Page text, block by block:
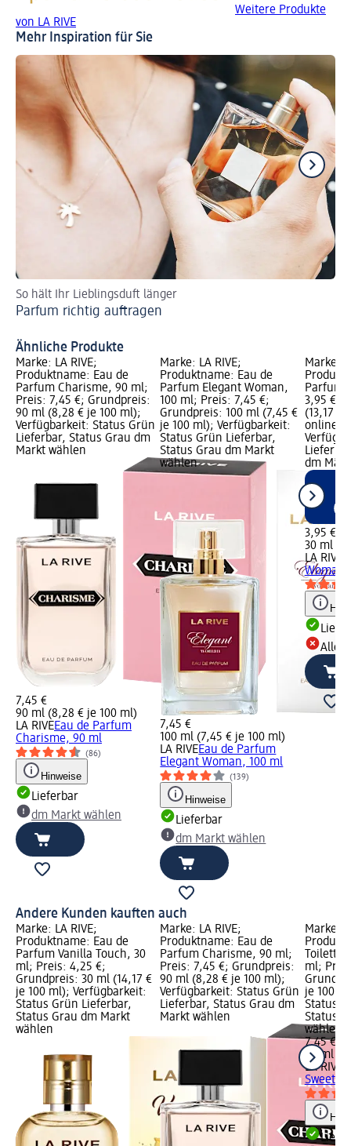
Weitere Produkte
von LA RIVE
Mehr Inspiration für Sie
So hält Ihr Lieblingsduft länger
Parfum richtig auftragen
Ähnliche Produkte
Marke: LA RIVE;
Produktname: Eau de
Parfum Charisme, 90 ml;
Preis: 7,45 €; Grundpreis:
90 ml (8,28 € je 100 ml);
Verfügbarkeit: Status Grün
Lieferbar, Status Grau dm
Markt wählen
7,45 €
90 ml (8,28 € je 100 ml)
LA RIVEEau de Parfum
Charisme, 90 ml
(86)
Hinweise
Lieferbar
dm Markt wählen
Marke: LA RIVE;
Produktname: Eau de
Parfum Elegant Woman,
100 ml; Preis: 7,45 €;
Grundpreis: 100 ml (7,45 €
je 100 ml); Verfügbarkeit:
Status Grün Lieferbar,
Status Grau dm Markt
wählen
7,45 €
100 ml (7,45 € je 100 ml)
LA RIVEEau de Parfum
Elegant Woman, 100 ml
(139)
Hinweise
Lieferbar
dm Markt wählen
Marke:
Parfum
3,95 €;
(13,17 €
online
dm
3,95 €
30 ml
LA RIVE
Woman
Alle
Andere Kunden kauften auch
Marke: LA RIVE;
Produktname: Eau de
Parfum Vanilla Touch, 30
ml; Preis: 4,25 €;
Grundpreis: 30 ml (14,17 €
je 100 ml); Verfügbarkeit:
Status Grün Lieferbar,
Status Grau dm Markt
wählen
Marke: LA RIVE;
Produktname: Eau de
Parfum Charisme, 90 ml;
Preis: 7,45 €; Grundpreis:
90 ml (8,28 € je 100 ml);
Verfügbarkeit: Status Grün
Lieferbar, Status Grau dm
Markt wählen
Marke:
Toilette
ml;
je 100
Status
Status
wählen
7,45 €
90 ml
LA RIVE
Sweet